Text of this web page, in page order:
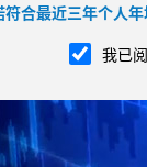
符合最近三年个人
我已